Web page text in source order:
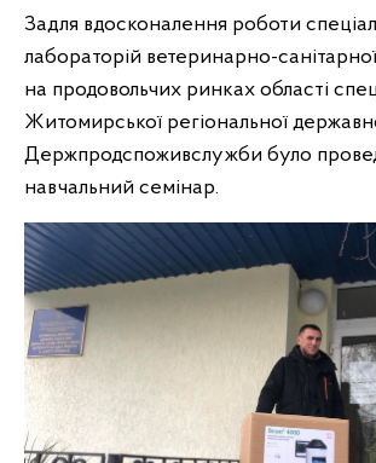
Задля вдосконалення роботи
лабораторій ветеринарно-
на продовольчих ринках області
Житомирської регіональної
Держпродспоживслужби було
навчальний семінар.